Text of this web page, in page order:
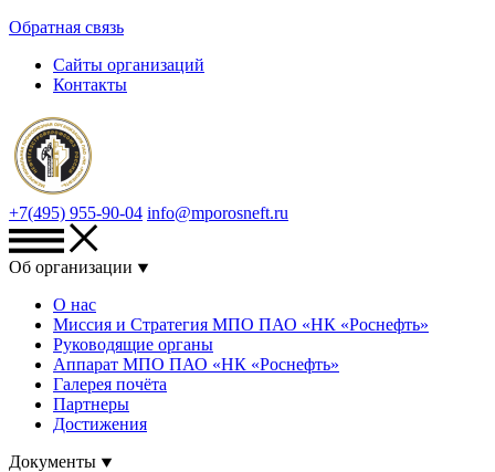
Обратная связь
Сайты организаций
Контакты
+7(495) 955-90-04 info@mporosneft.ru
Об организации
О нас
Миссия и Стратегия МПО ПАО «НК «Роснефть»
Руководящие органы
Аппарат МПО ПАО «НК «Роснефть»
Галерея почёта
Партнеры
Достижения
Документы